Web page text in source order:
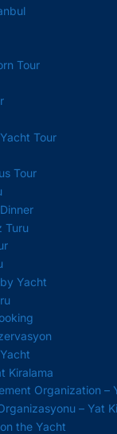
Tour
Tour
Tour
Turu
Yacht
Kiralama
Organization –
– Yat
the Yacht